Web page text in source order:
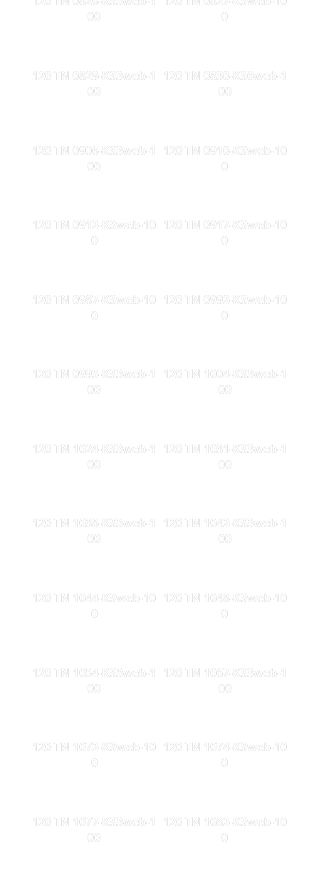
00
0
120 TN 0829-KS3web-1
00
120 TN 0830-KS6web-1
00
120 TN 0906-KS3web-1
00
120 TN 0910-KSweb-10
0
120 TN 0912-KSweb-10
0
120 TN 0917-KSweb-10
0
120 TN 0987-KSweb-10
0
120 TN 0992-KSweb-10
0
120 TN 0995-KS3web-1
00
120 TN 1004-KS3web-1
00
120 TN 1024-KS3web-1
00
120 TN 1031-KS3web-1
00
120 TN 1038-KS3web-1
00
120 TN 1042-KS3web-1
00
120 TN 1044-KSweb-10
0
120 TN 1048-KSweb-10
0
120 TN 1054-KS5web-1
00
120 TN 1067-KS3web-1
00
120 TN 1072-KSweb-10
0
120 TN 1074-KSweb-10
0
120 TN 1077-KS3web-1
00
120 TN 1082-KSweb-10
0